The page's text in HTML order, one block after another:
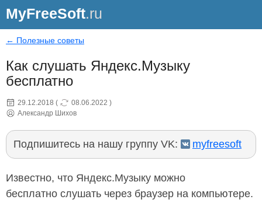
MyFreeSoft.ru
← Полезные советы
Как слушать Яндекс.Музыку
бесплатно
29.12.2018 ( 08.06.2022 )
Александр Шихов
Подпишитесь на нашу группу VK: myfreesoft
Известно, что Яндекс.Музыку можно
бесплатно слушать через браузер на компьютере.